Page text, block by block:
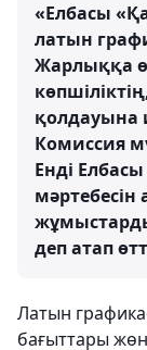
«Елбасы
латын
Жарлыққа
қолдауына
Комиссия
Енді
деп атап
Латын
бағыттары